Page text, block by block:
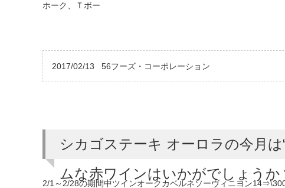
ホーク、Ｔボー
2017/02/13 56フーズ・コーポレーション
シカゴステーキ オーロラの今月
ムな赤ワインはいかがでしょうか
2/1～2/28の期間中ツインオークカベルネソーヴィニヨン